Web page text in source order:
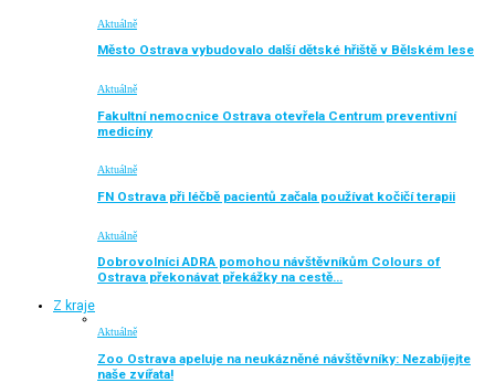
Aktuálně
Město Ostrava vybudovalo další dětské hřiště v Bělském lese
Aktuálně
Fakultní nemocnice Ostrava otevřela Centrum preventivní
medicíny
Aktuálně
FN Ostrava při léčbě pacientů začala používat kočičí terapii
Aktuálně
Dobrovolníci ADRA pomohou návštěvníkům Colours of
Ostrava překonávat překážky na cestě…
Z kraje
Aktuálně
Zoo Ostrava apeluje na neukázněné návštěvníky: Nezabíjejte
naše zvířata!